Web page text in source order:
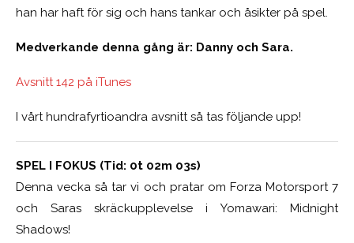
han har haft för sig och hans tankar och åsikter på spel.
Medverkande denna gång är: Danny och Sara.
Avsnitt 142 på iTunes
I vårt hundrafyrtioandra avsnitt så tas följande upp!
SPEL I FOKUS (Tid: 0t 02m 03s)
Denna vecka så tar vi och pratar om Forza Motorsport 7
och Saras skräckupplevelse i Yomawari: Midnight
Shadows!